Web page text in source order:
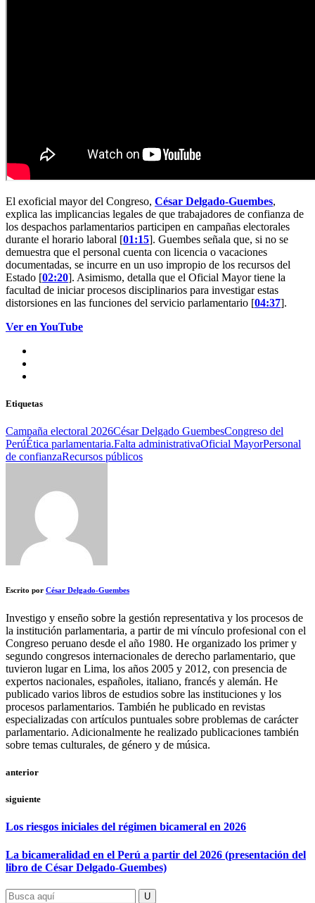
El exoficial mayor del Congreso, César Delgado-Guembes,
explica las implicancias legales de que trabajadores de confianza de
los despachos parlamentarios participen en campañas electorales
durante el horario laboral [01:15]. Guembes señala que, si no se
demuestra que el personal cuenta con licencia o vacaciones
documentadas, se incurre en un uso impropio de los recursos del
Estado [02:20]. Asimismo, detalla que el Oficial Mayor tiene la
facultad de iniciar procesos disciplinarios para investigar estas
distorsiones en las funciones del servicio parlamentario [04:37].
Ver en YouTube
Etiquetas
Campaña electoral 2026César Delgado GuembesCongreso del
PerúÉtica parlamentaria.Falta administrativaOficial MayorPersonal
de confianzaRecursos públicos
Escrito por César Delgado-Guembes
Investigo y enseño sobre la gestión representativa y los procesos de
la institución parlamentaria, a partir de mi vínculo profesional con el
Congreso peruano desde el año 1980. He organizado los primer y
segundo congresos internacionales de derecho parlamentario, que
tuvieron lugar en Lima, los años 2005 y 2012, con presencia de
expertos nacionales, españoles, italiano, francés y alemán. He
publicado varios libros de estudios sobre las instituciones y los
procesos parlamentarios. También he publicado en revistas
especializadas con artículos puntuales sobre problemas de carácter
parlamentario. Adicionalmente he realizado publicaciones también
sobre temas culturales, de género y de música.
anterior
siguiente
Los riesgos iniciales del régimen bicameral en 2026
La bicameralidad en el Perú a partir del 2026 (presentación del
libro de César Delgado-Guembes)